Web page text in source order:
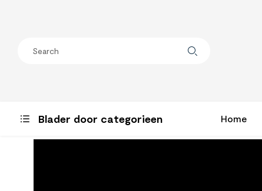
Blader door categorieen Home